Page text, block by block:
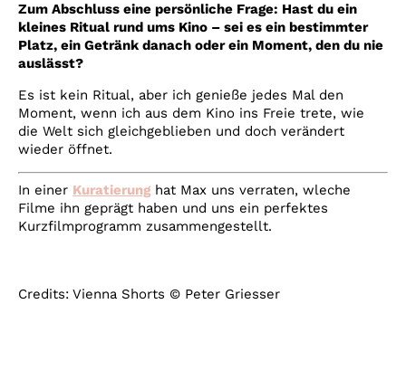
Zum Abschluss eine persönliche Frage: Hast du ein
kleines Ritual rund ums Kino – sei es ein bestimmter
Platz, ein Getränk danach oder ein Moment, den du nie
auslässt?
Es ist kein Ritual, aber ich genieße jedes Mal den
Moment, wenn ich aus dem Kino ins Freie trete, wie
die Welt sich gleichgeblieben und doch verändert
wieder öffnet.
In einer Kuratierunghat Max uns verraten, wleche
Filme ihn geprägt haben und uns ein perfektes
Kurzfilmprogramm zusammengestellt.
Credits: Vienna Shorts © Peter Griesser